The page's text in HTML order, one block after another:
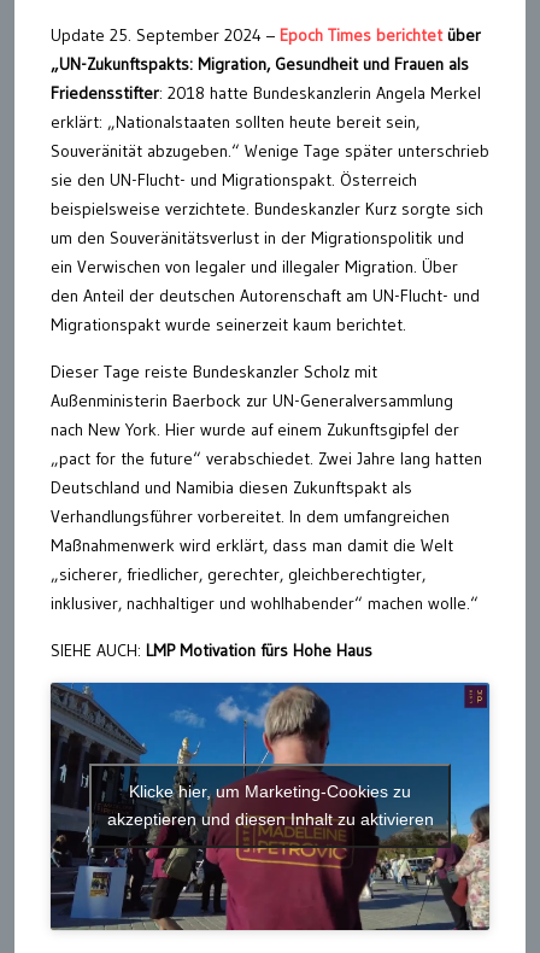
Update 25. September 2024 – Epoch Times berichtetüber
„UN-Zukunftspakts: Migration, Gesundheit und Frauen als
Friedensstifter: 2018 hatte Bundeskanzlerin Angela Merkel
erklärt: „Nationalstaaten sollten heute bereit sein,
Souveränität abzugeben.“ Wenige Tage später unterschrieb
sie den UN-Flucht- und Migrationspakt. Österreich
beispielsweise verzichtete. Bundeskanzler Kurz sorgte sich
um den Souveränitätsverlust in der Migrationspolitik und
ein Verwischen von legaler und illegaler Migration. Über
den Anteil der deutschen Autorenschaft am UN-Flucht- und
Migrationspakt wurde seinerzeit kaum berichtet.
Dieser Tage reiste Bundeskanzler Scholz mit
Außenministerin Baerbock zur UN-Generalversammlung
nach New York. Hier wurde auf einem Zukunftsgipfel der
„pact for the future“ verabschiedet. Zwei Jahre lang hatten
Deutschland und Namibia diesen Zukunftspakt als
Verhandlungsführer vorbereitet. In dem umfangreichen
Maßnahmenwerk wird erklärt, dass man damit die Welt
„sicherer, friedlicher, gerechter, gleichberechtigter,
inklusiver, nachhaltiger und wohlhabender“ machen wolle.“
SIEHE AUCH: LMP Motivation fürs Hohe Haus
Klicke hier, um Marketing-Cookies zu
akzeptieren und diesen Inhalt zu aktivieren